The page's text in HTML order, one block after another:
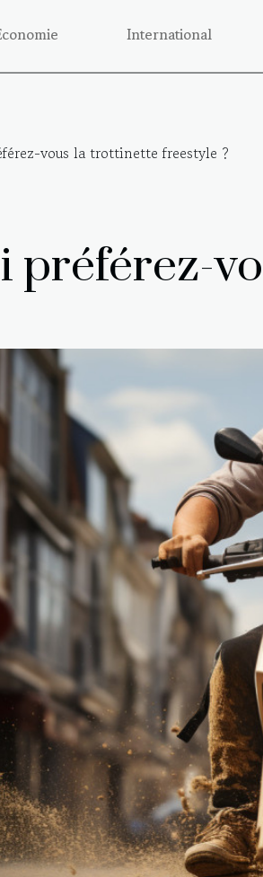
International
vous la trottinette freestyle ?
préférez-